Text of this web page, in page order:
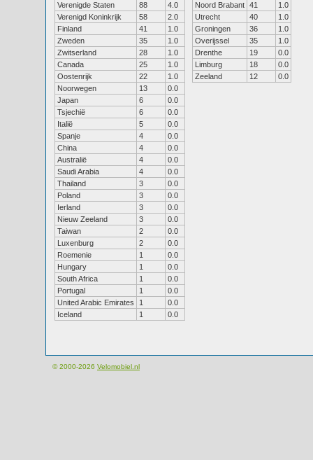
Verenigde Staten
88
4.0
Verenigd Koninkrijk
58
2.0
Finland
41
1.0
Zweden
35
1.0
Zwitserland
28
1.0
Canada
25
1.0
Oostenrijk
22
1.0
Noorwegen
13
0.0
Japan
6
0.0
Tsjechië
6
0.0
Italië
5
0.0
Spanje
4
0.0
China
4
0.0
Australië
4
0.0
Saudi Arabia
4
0.0
Thailand
3
0.0
Poland
3
0.0
Ierland
3
0.0
Nieuw Zeeland
3
0.0
Taiwan
2
0.0
Luxenburg
2
0.0
Roemenie
1
0.0
Hungary
1
0.0
South Africa
1
0.0
Portugal
1
0.0
United Arabic Emirates
1
0.0
Iceland
1 0.0
Noord Brabant 41
1.0
Utrecht
40
1.0
Groningen
36
1.0
Overijssel
35
1.0
Drenthe
19
0.0
Limburg
18
0.0
Zeeland
12 0.0
© 2000-2026 Velomobiel.nl